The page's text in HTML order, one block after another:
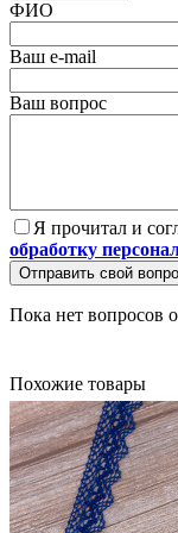
ФИО
Ваш e-mail
Ваш вопрос
Я прочитал и
обработку
Отправить свой
Пока нет вопросов
Похожие товары